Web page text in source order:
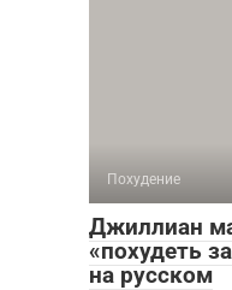
Похудение
Джиллиан
«похудеть
на русском